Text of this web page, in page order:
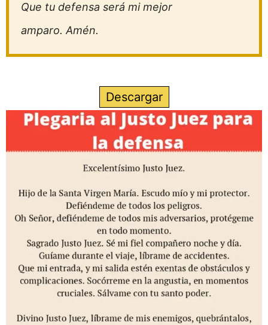
Que tu defensa será mi mejor
amparo. Amén.
Descargar